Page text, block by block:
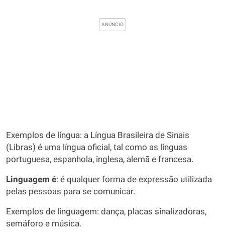
Exemplos de língua: a Língua Brasileira de Sinais
(Libras) é uma língua oficial, tal como as línguas
portuguesa, espanhola, inglesa, alemã e francesa.
Linguagem é: é qualquer forma de expressão utilizada
pelas pessoas para se comunicar.
Exemplos de linguagem: dança, placas sinalizadoras,
semáforo e música.